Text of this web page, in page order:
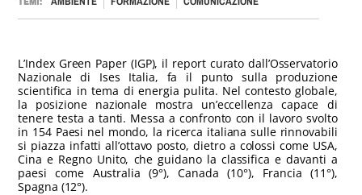
TEMI:
L’Index Green Paper (IGP), il report curato dall’Osservatorio
Nazionale di Ises Italia, fa il punto sulla produzione
scientifica in tema di energia pulita. Nel contesto globale,
la posizione nazionale mostra un’eccellenza capace di
tenere testa a tanti. Messa a confronto con il lavoro svolto
in 154 Paesi nel mondo, la ricerca italiana sulle rinnovabili
si piazza infatti all’ottavo posto, dietro a colossi come USA,
Cina e Regno Unito, che guidano la classifica e davanti a
paesi come Australia (9°), Canada (10°), Francia (11°),
Spagna (12°).